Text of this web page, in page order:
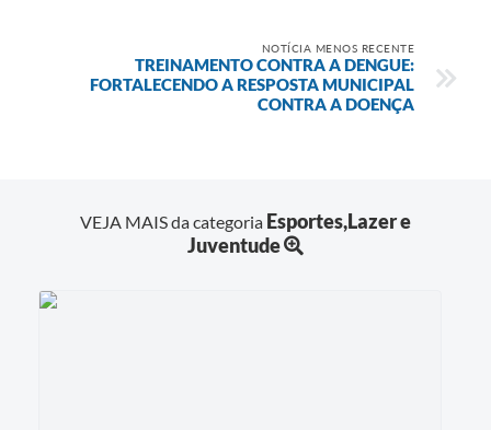
NOTÍCIA MENOS RECENTE
TREINAMENTO CONTRA A DENGUE:
FORTALECENDO A RESPOSTA MUNICIPAL
CONTRA A DOENÇA
VEJA MAIS da categoria Esportes,Lazer e
Juventude